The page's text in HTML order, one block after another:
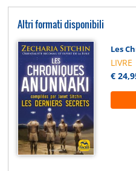
Altri formati disponibili
Les
LIVRE
€